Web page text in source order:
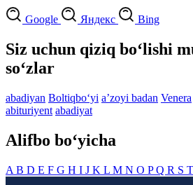
Google Яндекс Bing
Siz uchun qiziq bo‘lishi
so‘zlar
abadiyan Boltiqbo‘yi aʼzoyi badan Venera
abituriyent abadiyat
Alifbo bo‘yicha
A B D E F G H I J K L M N O PQ R S T